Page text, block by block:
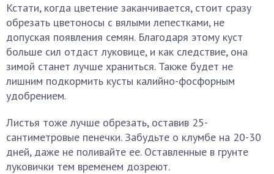
Кстати, когда цветение заканчивается, стоит сразу
обрезать цветоносы с вялыми лепестками, не
допуская появления семян. Благодаря этому куст
больше сил отдаст луковице, и как следствие, она
зимой станет лучше храниться. Также будет не
лишним подкормить кусты калийно-фосфорным
удобрением.
Листья тоже лучше обрезать, оставив 25-
сантиметровые пенечки. Забудьте о клумбе на 20-30
дней, даже не поливайте ее. Оставленные в грунте
луковички тем временем дозреют.